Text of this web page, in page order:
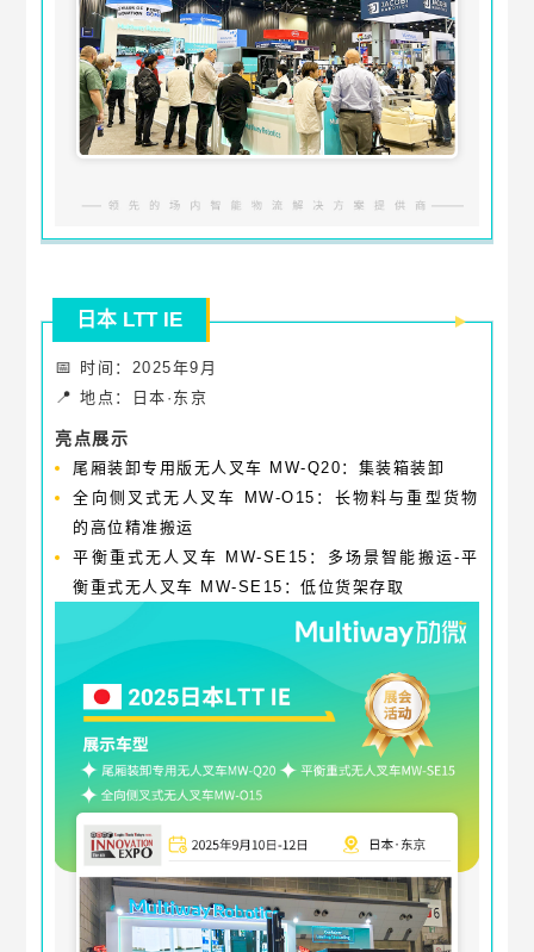
日本 LTT IE
📅 时间：2025年9月
📍地点：日本·东京
亮点展示
尾厢装卸专用版无人叉车 MW-Q20：集装箱装卸
全向侧叉式无人叉车 MW-O15：长物料与重型货物
的高位精准搬运
平衡重式无人叉车 MW-SE15：多场景智能搬运-平
衡重式无人叉车 MW-SE15：低位货架存取